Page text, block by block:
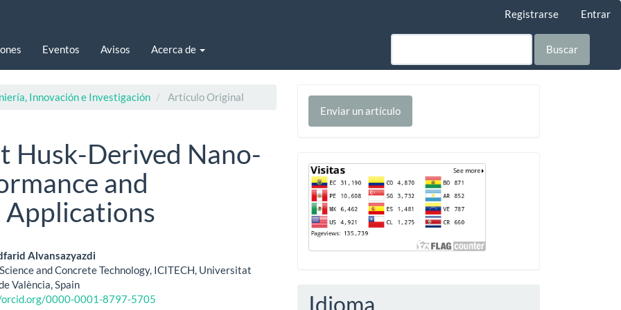
Registrarse Entrar
Eventos Avisos Acerca de Buscar
Innovación e Investigación Artículo Original
Husk-Derived Nano-
and
Alvansazyazdi
and Concrete Technology, ICITECH, Universitat
València, Spain
0000-0001-8797-5705
Enviar
unEnviar un artículo
Contador
Idioma